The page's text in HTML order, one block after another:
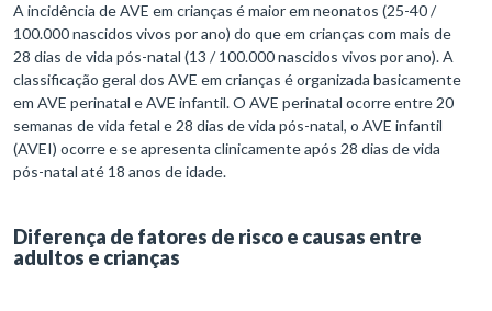
A incidência de AVE em crianças é maior em neonatos (25-40 /
100.000 nascidos vivos por ano) do que em crianças com mais de
28 dias de vida pós-natal (13 / 100.000 nascidos vivos por ano). A
classificação geral dos AVE em crianças é organizada basicamente
em AVE perinatal e AVE infantil. O AVE perinatal ocorre entre 20
semanas de vida fetal e 28 dias de vida pós-natal, o AVE infantil
(AVEI) ocorre e se apresenta clinicamente após 28 dias de vida
pós-natal até 18 anos de idade.
Diferença de fatores de risco e causas entre
adultos e crianças